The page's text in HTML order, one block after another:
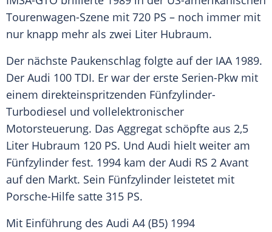
Tourenwagen-Szene mit 720 PS – noch immer mit
nur knapp mehr als zwei Liter Hubraum.
Der nächste Paukenschlag folgte auf der IAA 1989.
Der Audi 100 TDI. Er war der erste Serien-Pkw mit
einem direkteinspritzenden Fünfzylinder-
Turbodiesel und vollelektronischer
Motorsteuerung. Das Aggregat schöpfte aus 2,5
Liter Hubraum 120 PS. Und Audi hielt weiter am
Fünfzylinder fest. 1994 kam der Audi RS 2 Avant
auf den Markt. Sein Fünfzylinder leistetet mit
Porsche-Hilfe satte 315 PS.
Mit Einführung des Audi A4 (B5) 1994